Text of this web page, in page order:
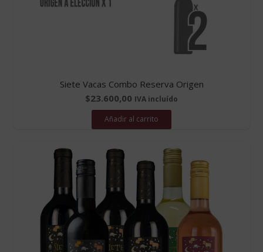
Siete Vacas Combo Reserva Origen
$23.600,00 IVA incluído
Añadir al carrito